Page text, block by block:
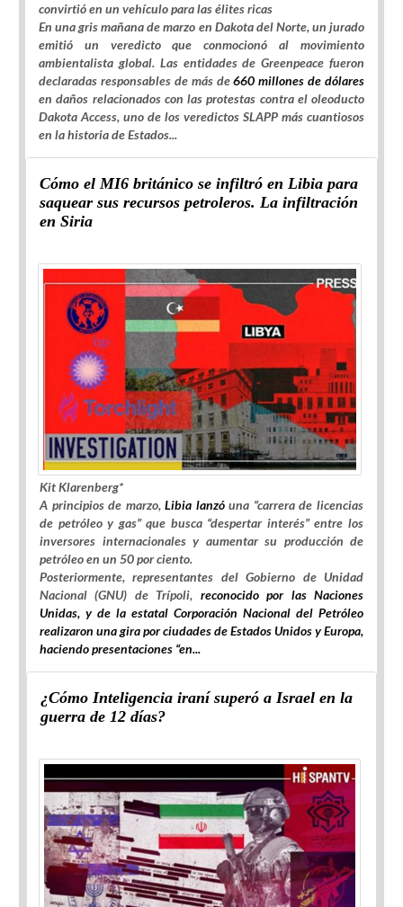
convirtió en un vehículo para las élites ricas
En una gris mañana de marzo en Dakota del Norte, un jurado
emitió un veredicto que conmocionó al movimiento
ambientalista global. Las entidades de Greenpeace fueron
declaradas responsables de más de660 millones de dólares
en daños relacionados con las protestas contra el oleoducto
Dakota Access, uno de los veredictos SLAPP más cuantiosos
en la historia de Estados...
Cómo el MI6 británico se infiltró en Libia para
saquear sus recursos petroleros. La infiltración
en Siria
Kit Klarenberg*
A principios de marzo,Libia lanzóuna “carrera de licencias
de petróleo y gas” que busca “despertar interés” entre los
inversores internacionales y aumentar su producción de
petróleo en un 50 por ciento.
Posteriormente, representantes del Gobierno de Unidad
Nacional (GNU) de Trípoli, reconocido por las Naciones
Unidas, y de la estatal Corporación Nacional del Petróleo
realizaron una gira por ciudades de Estados Unidos y Europa,
haciendo presentaciones “en...
¿Cómo Inteligencia iraní superó a Israel en la
guerra de 12 días?